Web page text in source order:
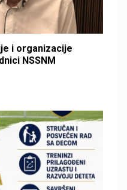
i organizacije
NSSNM